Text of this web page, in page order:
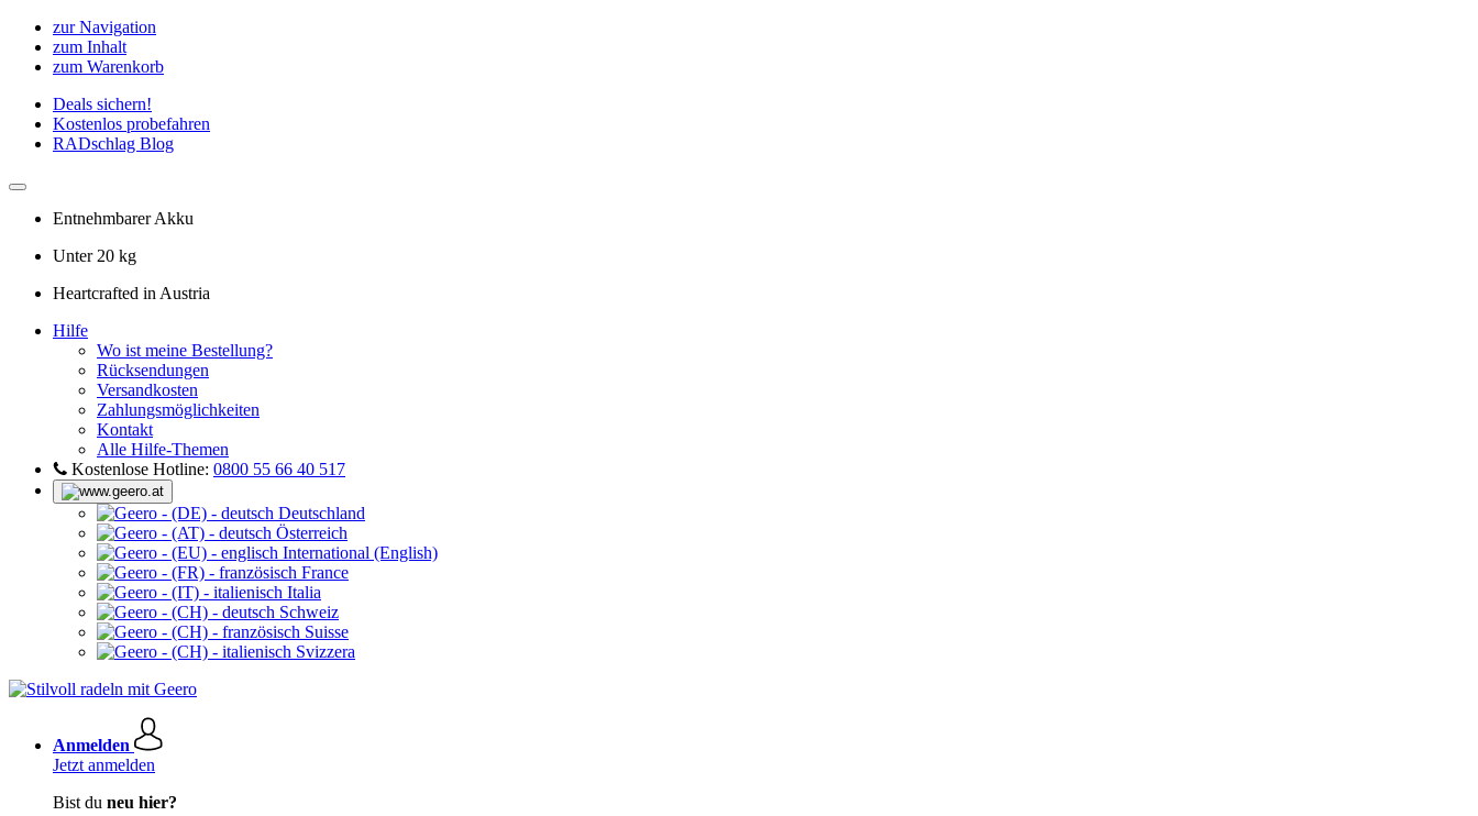
zur Navigation
zum Inhalt
zum Warenkorb
Deals sichern!
Kostenlos probefahren
RADschlag Blog
Entnehmbarer Akku
Unter 20 kg
Heartcrafted in Austria
Hilfe
Wo ist meine Bestellung?
Rücksendungen
Versandkosten
Zahlungsmöglichkeiten
Kontakt
Alle Hilfe-Themen
Kostenlose Hotline: 0800 55 66 40 517
Deutschland
Österreich
International (English)
France
Italia
Schweiz
Suisse
Svizzera
Anmelden
Jetzt anmelden
Bist du neu hier?